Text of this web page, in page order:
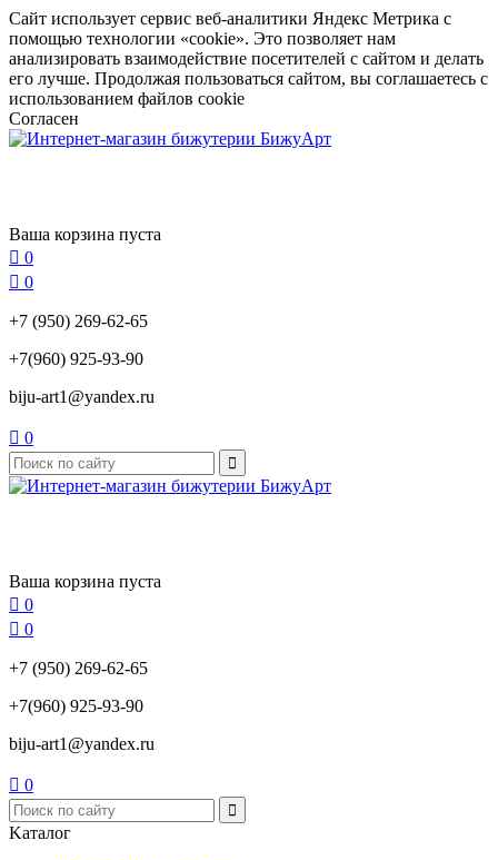
Сайт использует сервис веб-аналитики Яндекс Метрика с
помощью технологии «cookie». Это позволяет нам
анализировать взаимодействие посетителей с сайтом и делать
его лучше. Продолжая пользоваться сайтом, вы соглашаетесь с
использованием файлов cookie
Согласен
Ваша корзина пуста
 0
 0
+7 (950) 269-62-65
+7(960) 925-93-90
biju-art1@yandex.ru
 0
Ваша корзина пуста
 0
 0
+7 (950) 269-62-65
+7(960) 925-93-90
biju-art1@yandex.ru
 0
Kаталог